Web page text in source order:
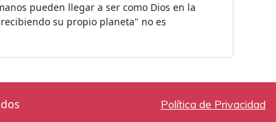
pueden llegar a ser como Dios en la
su propio planeta" no es
Política de Privacidad